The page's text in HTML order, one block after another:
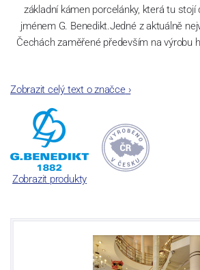
základní kámen porcelánky, která tu stojí
jménem G. Benedikt.Jedné z aktuálně
Čechách zaměřené především na výrobu
Jak čas plynul, našla porcelánka šikovné
Rakousku a Švýcarsku. A tak dnes se
Suisse Langenthal tvoříme společnost „G.
různých zemí, všechny tři máme jedno
odolný porcelán, se kterým není třeba
Zobrazit celý text o značce›
Zobrazit produkty